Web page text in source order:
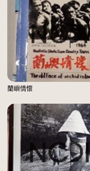
蘭嶼情懷